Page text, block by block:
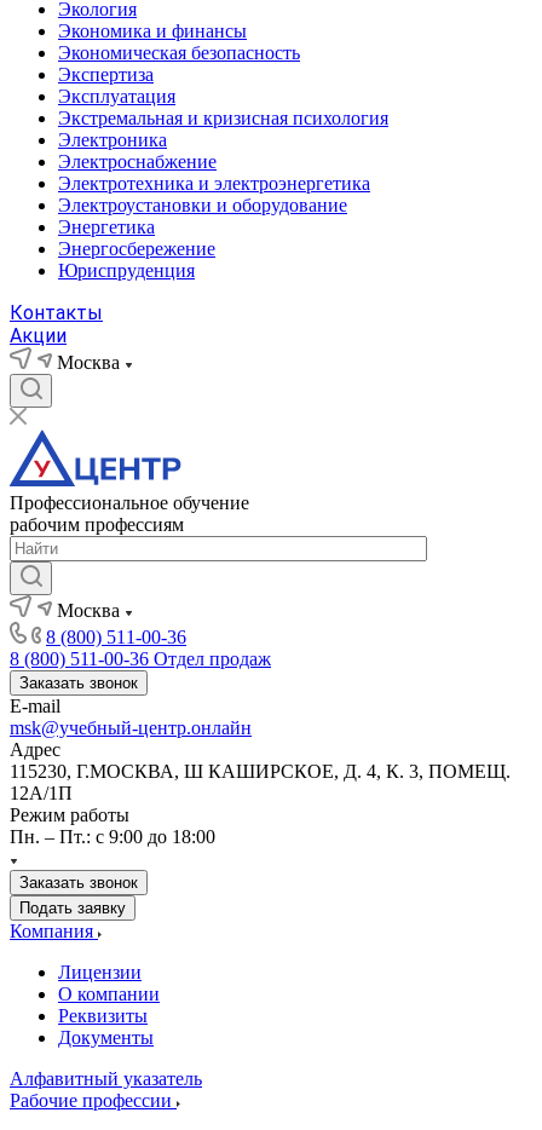
Экология
Экономика и финансы
Экономическая безопасность
Экспертиза
Эксплуатация
Экстремальная и кризисная психология
Электроника
Электроснабжение
Электротехника и электроэнергетика
Электроустановки и оборудование
Энергетика
Энергосбережение
Юриспруденция
Контакты
Акции
Москва
Профессиональное обучение
рабочим профессиям
Москва
8 (800) 511-00-36
8 (800) 511-00-36 Отдел продаж
Заказать звонок
E-mail
msk@учебный-центр.онлайн
Адрес
115230, Г.МОСКВА, Ш КАШИРСКОЕ, Д. 4, К. 3, ПОМЕЩ.
12А/1П
Режим работы
Пн. – Пт.: с 9:00 до 18:00
Заказать звонок
Подать заявку
Компания
Лицензии
О компании
Реквизиты
Документы
Алфавитный указатель
Рабочие профессии